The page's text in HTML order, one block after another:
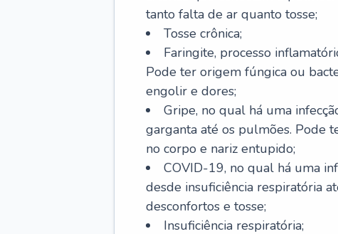
tanto falta de ar quanto tosse;
Tosse crônica;
Faringite, processo
Pode ter origem fúngica ou
engolir e dores;
Gripe, no qual há uma
garganta até os pulmões. Pode
no corpo e nariz entupido;
COVID-19, no qual há uma
desde insuficiência respiratória
desconfortos e tosse;
Insuficiência respiratória;